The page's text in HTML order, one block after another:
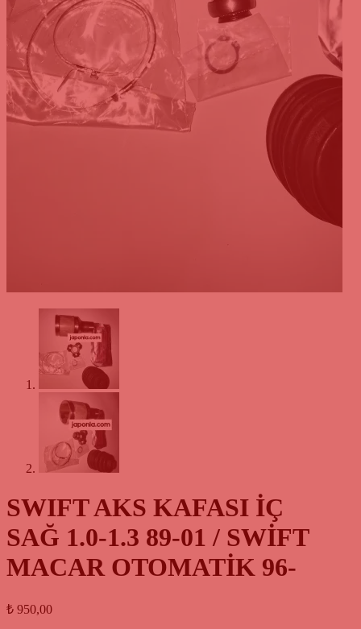
SWIFT AKS KAFASI İÇ
SAĞ 1.0-1.3 89-01 / SWİFT
MACAR OTOMATİK 96-
₺ 950,00